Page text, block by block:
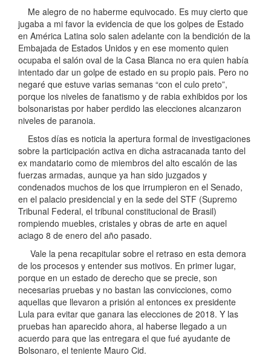
Me alegro de no haberme equivocado. Es muy cierto que
jugaba a mi favor la evidencia de que los golpes de Estado
en América Latina solo salen adelante con la bendición de la
Embajada de Estados Unidos y en ese momento quien
ocupaba el salón oval de la Casa Blanca no era quien había
intentado dar un golpe de estado en su propio pais. Pero no
negaré que estuve varias semanas “con el culo preto”,
porque los niveles de fanatismo y de rabia exhibidos por los
bolsonaristas por haber perdido las elecciones alcanzaron
niveles de paranoia.
Estos días es noticia la apertura formal de investigaciones
sobre la participación activa en dicha astracanada tanto del
ex mandatario como de miembros del alto escalón de las
fuerzas armadas, aunque ya han sido juzgados y
condenados muchos de los que irrumpieron en el Senado,
en el palacio presidencial y en la sede del STF (Supremo
Tribunal Federal, el tribunal constitucional de Brasil)
rompiendo muebles, cristales y obras de arte en aquel
aciago 8 de enero del año pasado.
Vale la pena recapitular sobre el retraso en esta demora
de los procesos y entender sus motivos. En primer lugar,
porque en un estado de derecho que se precie, son
necesarias pruebas y no bastan las convicciones, como
aquellas que llevaron a prisión al entonces ex presidente
Lula para evitar que ganara las elecciones de 2018. Y las
pruebas han aparecido ahora, al haberse llegado a un
acuerdo para que las entregara el que fué ayudante de
Bolsonaro, el teniente Mauro Cid.